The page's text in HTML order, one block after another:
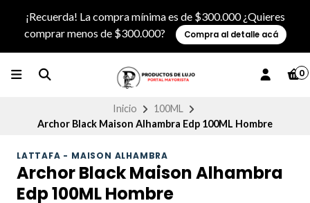
¡Recuerda! La compra mínima es de $300.000 ¿Quieres
comprar menos de $300.000?
Compra al detalle acá
0
Inicio
100ML
Archor Black Maison Alhambra Edp 100ML Hombre
LATTAFA - MAISON ALHAMBRA
Archor Black Maison Alhambra
Edp 100ML Hombre